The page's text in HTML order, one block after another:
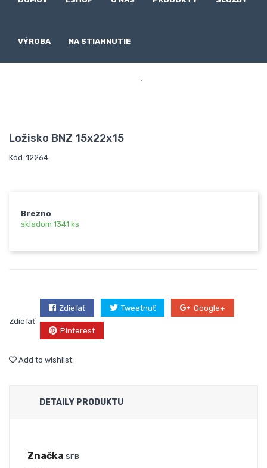
VÝROBA NA STIAHNUTIE

Ložisko BNZ 15x22x15
Kód: 12264
Brezno
skladom 1341 ks
Zdieľať
Zdieľať Tweetnuť Google+
Pinterest
Add to wishlist
DETAILY PRODUKTU
Značka SFB